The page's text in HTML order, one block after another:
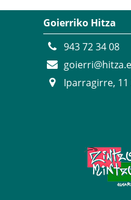
Goierriko Hitza
943 72 34 08
Iparragirre, 11